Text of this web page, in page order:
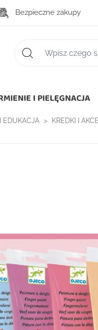
Bezpieczne zakupy
Zaawansowane
I PIELĘGNACJA
EDUKACJA KREDKI I